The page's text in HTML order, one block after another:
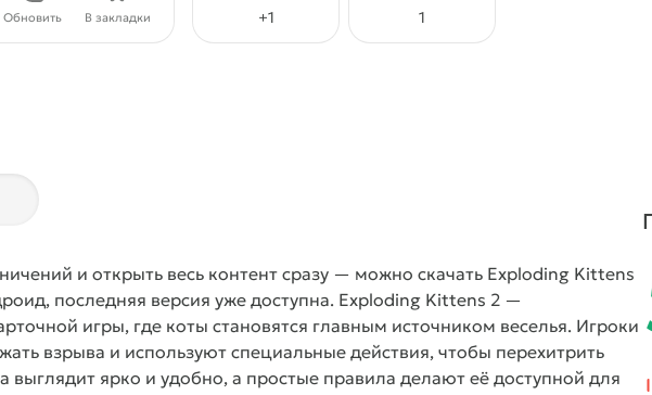
+1
Нравится 1Не нравится
Обновить В закладки
и открыть весь контент сразу — можно скачать Exploding Kittens
последняя версия уже доступна. Exploding Kittens 2 —
игры, где коты становятся главным источником веселья. Игроки
взрыва и используют специальные действия, чтобы перехитрить
выглядит ярко и удобно, а простые правила делают её доступной для